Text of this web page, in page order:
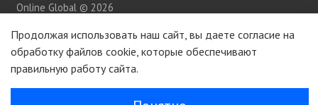
Online Global © 2026
Продолжая использовать наш сайт, вы даете согласие на
обработку файлов cookie, которые обеспечивают
правильную работу сайта.